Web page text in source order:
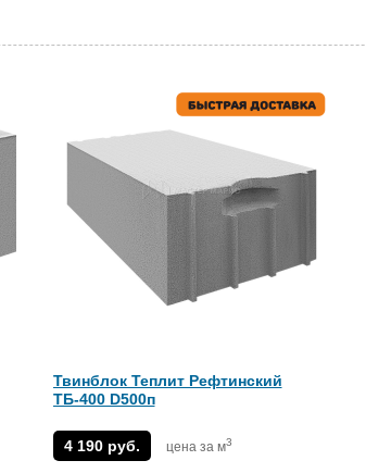
Твинблок Теплит Рефтинский
ТБ-400 D500п
4 190 руб. цена за м3